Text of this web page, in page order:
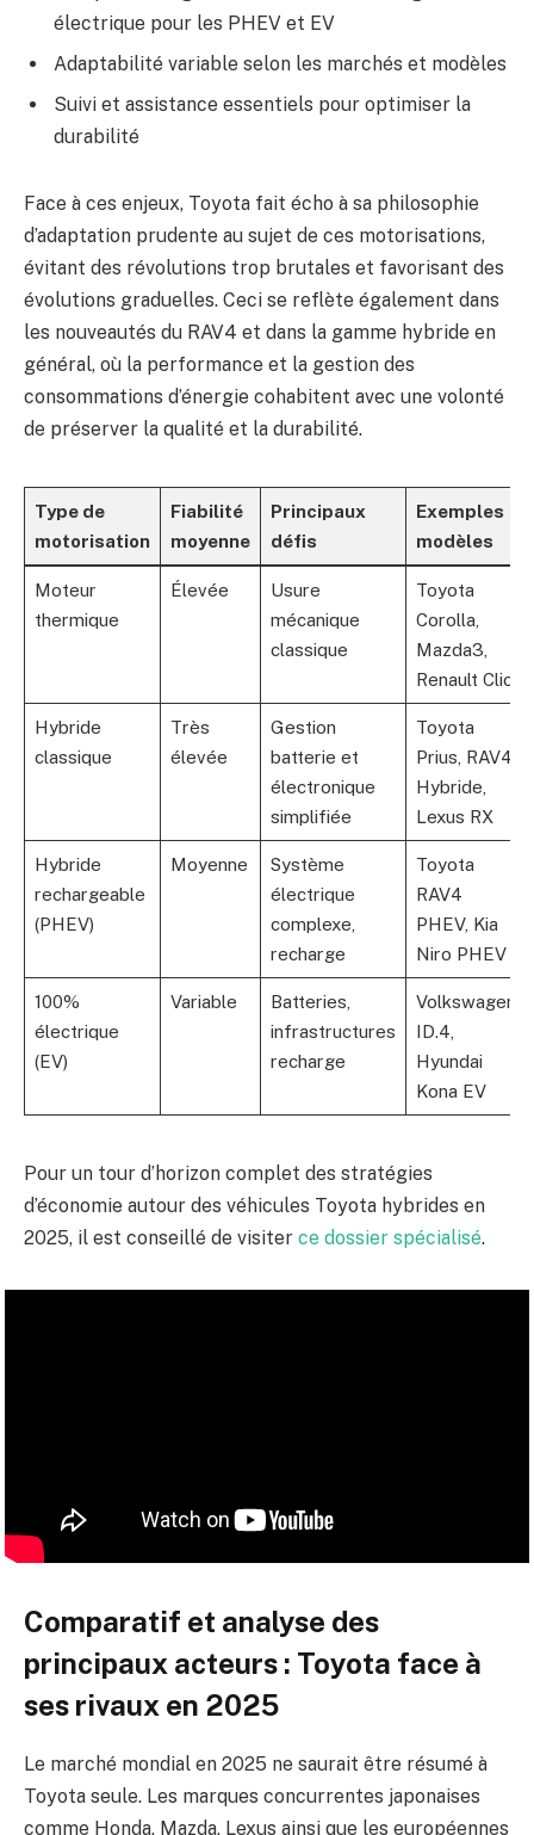
électrique pour les PHEV et EV
Adaptabilité variable selon les marchés et modèles
Suivi et assistance essentiels pour optimiser la
durabilité
Face à ces enjeux, Toyota fait écho à sa philosophie
d’adaptation prudente au sujet de ces motorisations,
évitant des révolutions trop brutales et favorisant des
évolutions graduelles. Ceci se reflète également dans
les nouveautés du RAV4 et dans la gamme hybride en
général, où la performance et la gestion des
consommations d’énergie cohabitent avec une volonté
de préserver la qualité et la durabilité.
Type de
motorisation
Fiabilité
moyenne
Principaux
défis
Exemples
modèles
Moteur
thermique
Élevée
Usure
mécanique
classique
Toyota
Corolla,
Mazda3,
Renault Clio
Hybride
classique
Très
élevée
Gestion
batterie et
électronique
simplifiée
Toyota
Prius, RAV4
Hybride,
Lexus RX
Hybride
rechargeable
(PHEV)
Moyenne
Système
électrique
complexe,
recharge
Toyota
RAV4
PHEV, Kia
Niro PHEV
100%
électrique
(EV)
Variable
Batteries,
infrastructures
recharge
Volkswagen
ID.4,
Hyundai
Kona EV
Pour un tour d’horizon complet des stratégies
d’économie autour des véhicules Toyota hybrides en
2025, il est conseillé de visiter ce dossier spécialisé.
Comparatif et analyse des
principaux acteurs : Toyota face à
ses rivaux en 2025
Le marché mondial en 2025 ne saurait être résumé à
Toyota seule. Les marques concurrentes japonaises
comme Honda, Mazda, Lexus ainsi que les européennes